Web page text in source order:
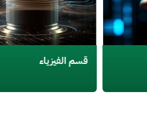
قسم الكيمياء